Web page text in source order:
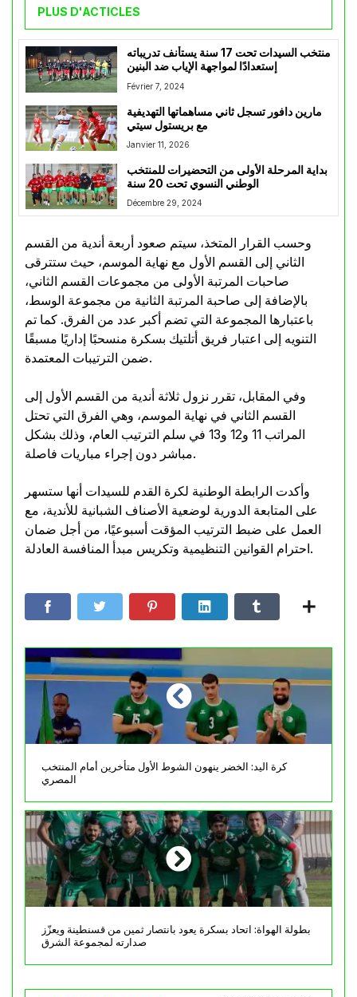
PLUS D'ACTICLES
منتخب السيدات تحت 17 سنة يستأنف تدريباته
إستعدادًا لمواجهة الإياب ضد البنين
Février 7, 2024
مارين دافور تسجل ثاني مساهماتها التهديفية
مع بريستول سيتي
Janvier 11, 2026
بداية المرحلة الأولى من التحضيرات للمنتخب
الوطني النسوي تحت 20 سنة
Décembre 29, 2024
وحسب القرار المتخذ، سيتم صعود أربعة أندية من القسم
الثاني إلى القسم الأول مع نهاية الموسم، حيث ستترقى
صاحبات المرتبة الأولى من مجموعات القسم الثاني،
بالإضافة إلى صاحبة المرتبة الثانية من مجموعة الوسط،
باعتبارها المجموعة التي تضم أكبر عدد من الفرق. كما تم
التنويه إلى اعتبار فريق أتلتيك بسكرة منسحبًا إداريًا مسبقًا
ضمن الترتيبات المعتمدة.
وفي المقابل، تقرر نزول ثلاثة أندية من القسم الأول إلى
القسم الثاني في نهاية الموسم، وهي الفرق التي تحتل
المراتب 11 و12 و13 في سلم الترتيب العام، وذلك بشكل
مباشر دون إجراء مباريات فاصلة.
وأكدت الرابطة الوطنية لكرة القدم للسيدات أنها ستسهر
على المتابعة الدورية لوضعية الأصناف الشبانية للأندية، مع
العمل على ضبط الترتيب المؤقت أسبوعيًا، من أجل ضمان
احترام القوانين التنظيمية وتكريس مبدأ المنافسة العادلة.
كرة اليد: الخضر ينهون الشوط الأول متأخرين أمام المنتخب
المصري
بطولة الهواة: اتحاد بسكرة يعود بانتصار ثمين من قسنطينة ويعزّز
صدارته لمجموعة الشرق